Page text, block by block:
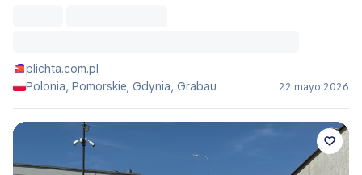
plichta.com.pl
Polonia, Pomorskie, Gdynia, Grabau
22 mayo 2026